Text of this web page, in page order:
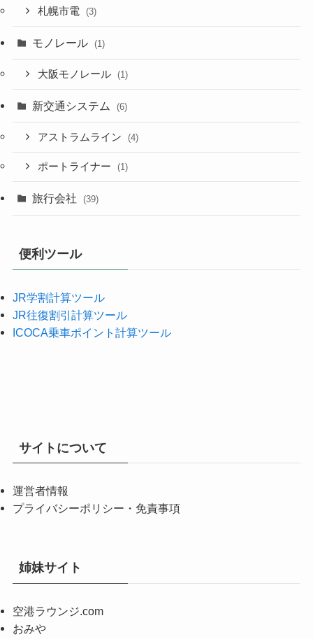
札幌市電 (3)
モノレール (1)
大阪モノレール (1)
新交通システム (6)
アストラムライン (4)
ポートライナー (1)
旅行会社 (39)
便利ツール
JR学割計算ツール
JR往復割引計算ツール
ICOCA乗車ポイント計算ツール
サイトについて
運営者情報
プライバシーポリシー・免責事項
姉妹サイト
空港ラウンジ.com
おみや